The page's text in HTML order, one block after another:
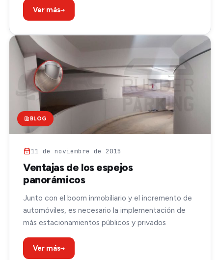
Ver más→
BLOG
11 de noviembre de 2015
Ventajas de los espejos
panorámicos
Junto con el boom inmobiliario y el incremento de
automóviles, es necesario la implementación de
más estacionamientos públicos y privados
Ver más→